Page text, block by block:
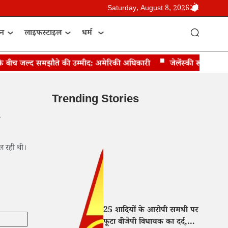
Saturday, August 8, 2026
लाइफस्टाइल धर्म
जल्द समझौते की उम्मीद: अमेरिकी अधिकारी जेलेंस्की रूस के करीबी
थी।
Trending Stories
25 शादियों के आरोपी समधी पर
फूटा बीजेपी विधायक का दर्द,